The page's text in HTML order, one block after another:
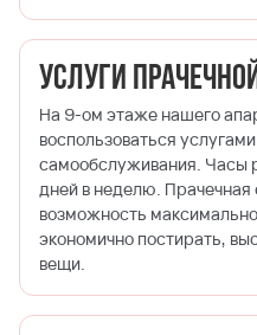
Услуги
На 9-ом этаже нашего
воспользоваться
самообслуживания. Часы
дней в неделю.
возможность
экономично постирать,
вещи.